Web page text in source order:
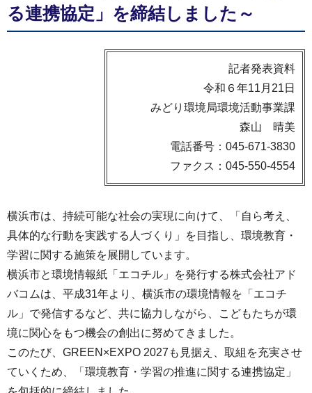
る連携協定」を締結しました～
記者発表資料
令和６年11月21日
みどり環境局環境活動事業課
森山 晴美
電話番号：045-671-3830
ファクス：045-550-4554
横浜市は、持続可能な社会の実現に向けて、「自ら考え、
具体的な行動を実践する人づくり」を目指し、環境教育・
学習に関する施策を展開しています。
横浜市と環境情報紙「エコチル」を発行する株式会社アド
バコムは、平成31年より、横浜市の環境情報を「エコチ
ル」で発信するなど、共に協力しながら、こどもたちが環
境に関心をもつ機会の創出に努めてきました。
このたび、GREEN×EXPO 2027も見据え、取組を充実させ
ていくため、「環境教育・学習の推進に関する連携協定」